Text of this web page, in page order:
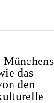
das
den